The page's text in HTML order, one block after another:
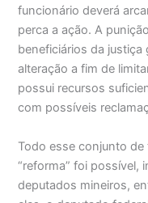
funcionário deverá
perca a ação. A
beneficiários da
alteração a fim de
possui recursos
com possíveis
Todo esse conjunto
“reforma” foi possível,
deputados mineiros,